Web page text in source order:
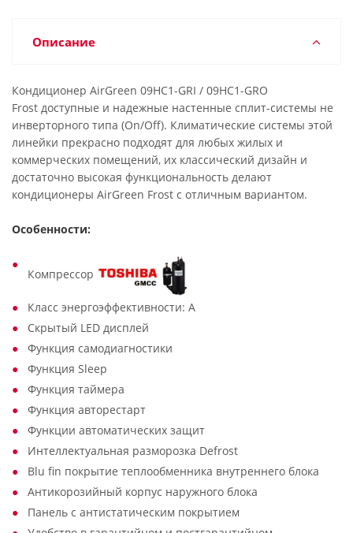
Описание
Кондиционер AirGreen 09HC1-GRI / 09HC1-GRO
Frost доступные и надежные настенные сплит-системы не
инверторного типа (On/Off). Климатические системы этой
линейки прекрасно подходят для любых жилых и
коммерческих помещений, их классический дизайн и
достаточно высокая функциональность делают
кондиционеры AirGreen Frost c отличным вариантом.
Особенности:
Компрессор
Класс энергоэффективности: A
Скрытый LED дисплей
Функция самодиагностики
Функция Sleep
Функция таймера
Функция авторестарт
Функции автоматических защит
Интеллектуальная разморозка Defrost
Blu fin покрытие теплообменника внутреннего блока
Антикорозийный корпус наружнoго блока
Панель с антистатическим покрытием